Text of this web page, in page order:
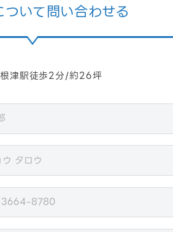
いて問い合わせる
津駅徒歩2分/約26坪